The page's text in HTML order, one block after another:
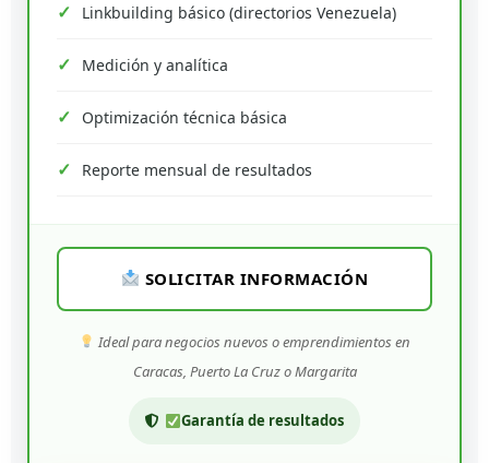
Linkbuilding básico (directorios Venezuela)
Medición y analítica
Optimización técnica básica
Reporte mensual de resultados
SOLICITAR INFORMACIÓN
Ideal para negocios nuevos o emprendimientos en
Caracas, Puerto La Cruz o Margarita
Garantía de resultados